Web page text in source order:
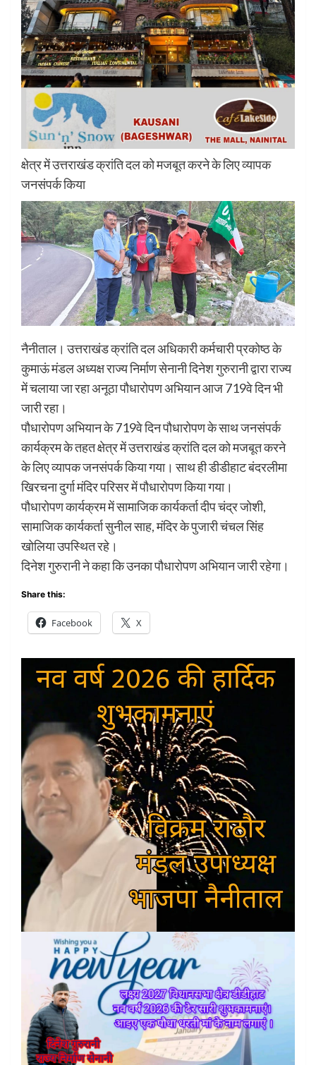
क्षेत्र में उत्तराखंड क्रांति दल को मजबूत करने के लिए व्यापक
जनसंपर्क किया
नैनीताल। उत्तराखंड क्रांति दल अधिकारी कर्मचारी प्रकोष्ठ के
कुमाऊं मंडल अध्यक्ष राज्य निर्माण सेनानी दिनेश गुरुरानी द्वारा राज्य
में चलाया जा रहा अनूठा पौधारोपण अभियान आज 719वे दिन भी
जारी रहा।
पौधारोपण अभियान के 719वे दिन पौधारोपण के साथ जनसंपर्क
कार्यक्रम के तहत क्षेत्र में उत्तराखंड क्रांति दल को मजबूत करने
के लिए व्यापक जनसंपर्क किया गया। साथ ही डीडीहाट बंदरलीमा
खिरचना दुर्गा मंदिर परिसर में पौधारोपण किया गया।
पौधारोपण कार्यक्रम में सामाजिक कार्यकर्ता दीप चंद्र जोशी,
सामाजिक कार्यकर्ता सुनील साह, मंदिर के पुजारी चंचल सिंह
खोलिया उपस्थित रहे।
दिनेश गुरुरानी ने कहा कि उनका पौधारोपण अभियान जारी रहेगा।
Share this:
Facebook X